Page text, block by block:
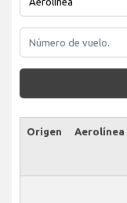
Origen Aerolínea